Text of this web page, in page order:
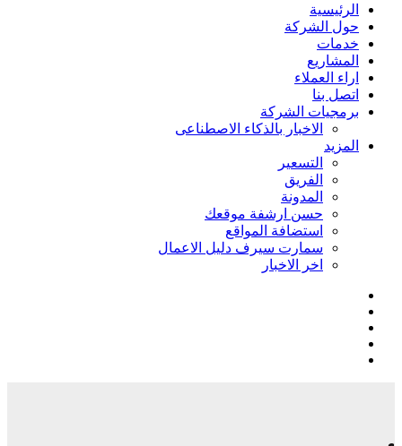
الرئيسية
حول الشركة
خدمات
المشاريع
اراء العملاء
اتصل بنا
برمجيات الشركة
الاخبار بالذكاء الاصطناعى
المزيد
التسعير
الفريق
المدونة
حسن ارشفة موقعك
استضافة المواقع
سمارت سيرف دليل الاعمال
اخر الاخبار